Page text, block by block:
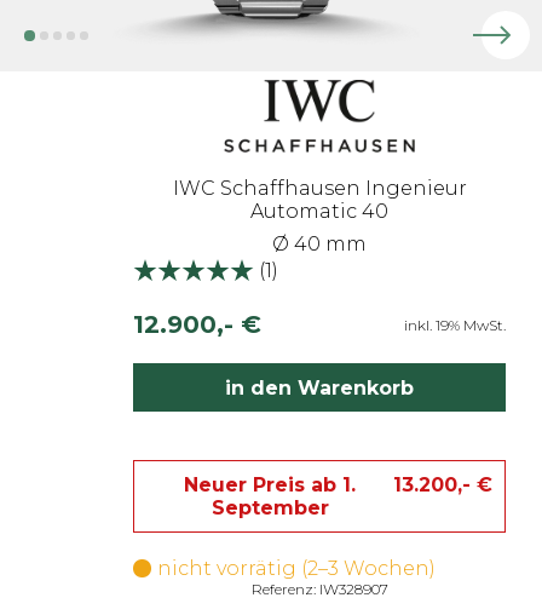
IWC Schaffhausen Ingenieur
Automatic 40
Ø 40 mm
(1)
12.900,- € inkl. 19% MwSt.
in den Warenkorb
Neuer Preis ab 1.
September
13.200,- €
nicht vorrätig (2–3 Wochen)
Referenz: IW328907